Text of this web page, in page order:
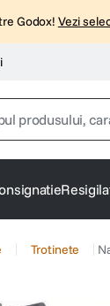
Godox! Vezi
Trotinete